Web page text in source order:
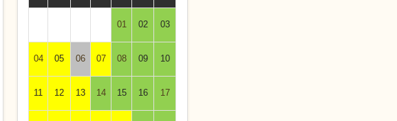
01 02 03
04 05 06 07 08 09 10
11 12 13 14 15 16 17